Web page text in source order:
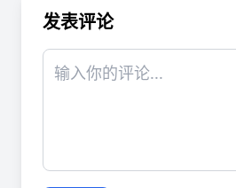
发表评论